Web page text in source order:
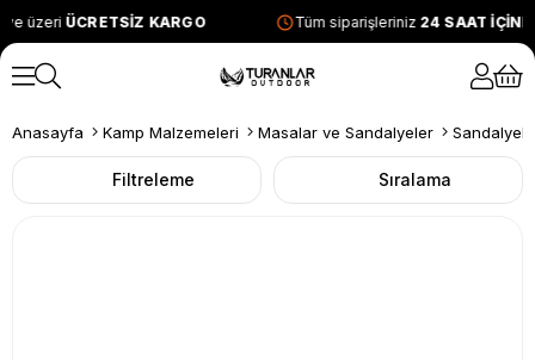
üzeriÜCRETSİZ KARGO Tüm siparişleriniz24 SAAT
Anasayfa Kamp Malzemeleri Masalar ve Sandalyeler
Filtreleme Sıralama